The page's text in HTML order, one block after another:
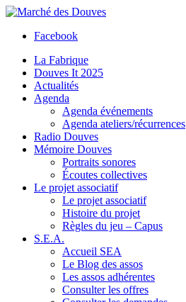
Facebook
La Fabrique
Douves It 2025
Actualités
Agenda
Agenda événements
Agenda ateliers/récurrences
Radio Douves
Mémoire Douves
Portraits sonores
Écoutes collectives
Le projet associatif
Le projet associatif
Histoire du projet
Règles du jeu – Capus
S.E.A.
Accueil SEA
Le Blog des assos
Les assos adhérentes
Consulter les offres